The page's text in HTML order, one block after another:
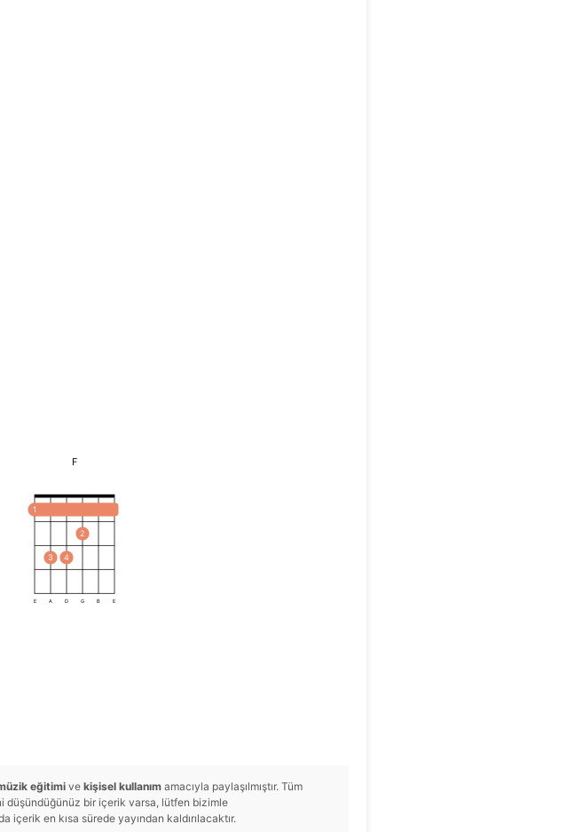
F
1
3 4
2
E A D G B E
eğitimi vekişisel kullanım amacıyla paylaşılmıştır. Tüm
düşündüğünüz bir içerik varsa, lütfen bizimle
en kısa sürede yayından kaldırılacaktır.